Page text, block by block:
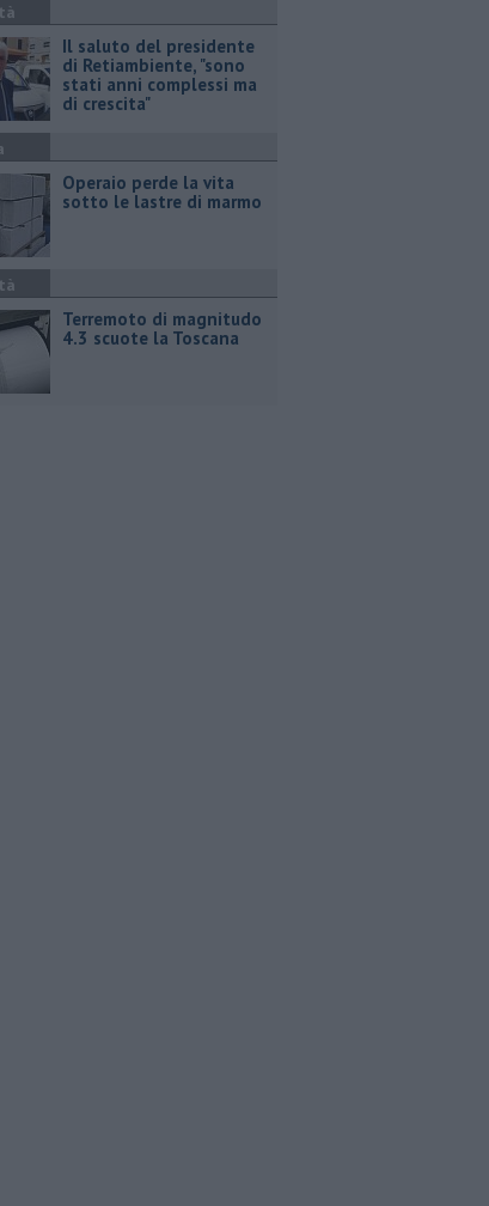
Il saluto del presidente
di Retiambiente, "sono
stati anni complessi ma
di crescita"
Operaio perde la vita
sotto le lastre di marmo
Terremoto di magnitudo
4.3 scuote la Toscana